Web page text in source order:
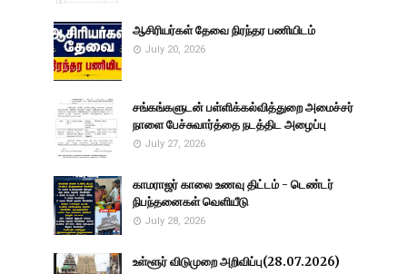
ஆசிரியர்கள் தேவை நிரந்தர பணியிடம்
July 20, 2026
சங்கங்களுடன் பள்ளிக்கல்வித்துறை அமைச்சர்
நாளை பேச்சுவார்த்தை நடத்திட அழைப்பு
July 27, 2026
காமராஜர் காலை உணவு திட்டம் - டெண்டர்
நிபந்தனைகள் வெளியீடு
July 28, 2026
உள்ளூர் விடுமுறை அறிவிப்பு(28.07.2026)